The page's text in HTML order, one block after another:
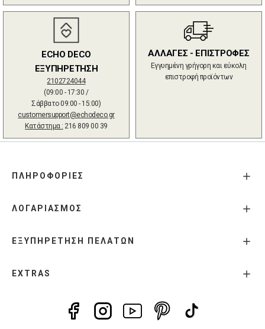
ECHO DECO
ΕΞΥΠΗΡΕΤΗΣΗ
2102724044
(09:00 - 17:30 /
Σάββατο 09:00 - 15:00)
customersupport@echodeco.gr
Κατάστημα : 216 809 00 39
ΑΛΛΑΓΕΣ - ΕΠΙΣΤΡΟΦΕΣ
Εγγυημένη γρήγορη και εύκολη
επιστροφή προϊόντων
ΠΛΗΡΟΦΟΡΙΕΣ
ΛΟΓΑΡΙΑΣΜΟΣ
ΕΞΥΠΗΡΕΤΗΣΗ ΠΕΛΑΤΩΝ
EXTRAS